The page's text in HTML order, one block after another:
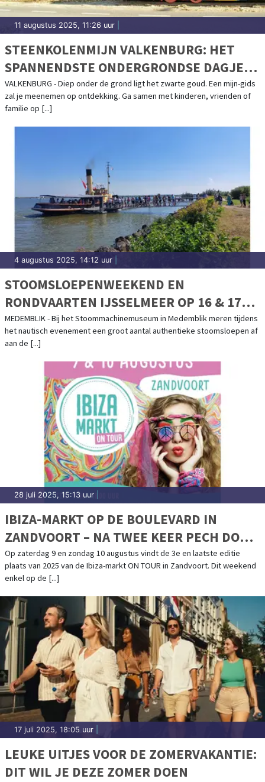
11 augustus 2025, 11:26 uur
STEENKOLENMIJN VALKENBURG: HET
SPANNENDSTE ONDERGRONDSE DAGJE
UIT IN VALKENBURG
VALKENBURG - Diep onder de grond ligt het zwarte goud. Een mijn-gids
zal je meenemen op ontdekking. Ga samen met kinderen, vrienden of
familie op [...]
4 augustus 2025, 14:12 uur
STOOMSLOEPENWEEKEND EN
RONDVAARTEN IJSSELMEER OP 16 & 17
AUGUSTUS
MEDEMBLIK - Bij het Stoommachinemuseum in Medemblik meren tijdens
het nautisch evenement een groot aantal authentieke stoomsloepen af
aan de [...]
28 juli 2025, 15:13 uur
IBIZA-MARKT OP DE BOULEVARD IN
ZANDVOORT – NA TWEE KEER PECH DOOR
HET WEER GAAN WE VOOR EEN LAATSTE
MOOI WEEKEND!
Op zaterdag 9 en zondag 10 augustus vindt de 3e en laatste editie
plaats van 2025 van de Ibiza-markt ON TOUR in Zandvoort. Dit weekend
enkel op de [...]
17 juli 2025, 18:05 uur
LEUKE UITJES VOOR DE ZOMERVAKANTIE:
DIT WIL JE DEZE ZOMER DOEN